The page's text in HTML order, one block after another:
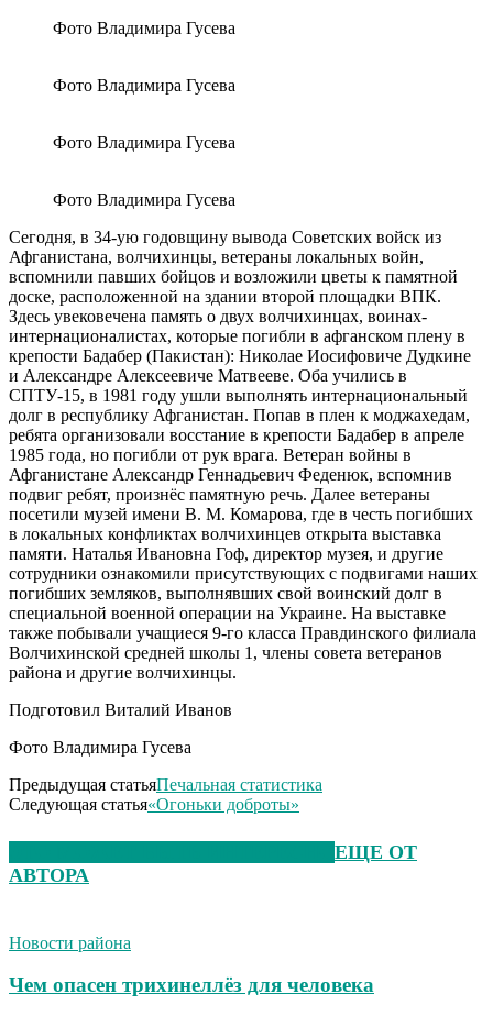
Фото Владимира Гусева
Фото Владимира Гусева
Фото Владимира Гусева
Фото Владимира Гусева
Сегодня, в 34-ую годовщину вывода Советских войск из
Афганистана, волчихинцы, ветераны локальных войн,
вспомнили павших бойцов и возложили цветы к памятной
доске, расположенной на здании второй площадки ВПК.
Здесь увековечена память о двух волчихинцах, воинах-
интернационалистах, которые погибли в афганском плену в
крепости Бадабер (Пакистан): Николае Иосифовиче Дудкине
и Александре Алексеевиче Матвееве. Оба учились в
СПТУ-15, в 1981 году ушли выполнять интернациональный
долг в республику Афганистан. Попав в плен к моджахедам,
ребята организовали восстание в крепости Бадабер в апреле
1985 года, но погибли от рук врага. Ветеран войны в
Афганистане Александр Геннадьевич Феденюк, вспомнив
подвиг ребят, произнёс памятную речь. Далее ветераны
посетили музей имени В. М. Комарова, где в честь погибших
в локальных конфликтах волчихинцев открыта выставка
памяти. Наталья Ивановна Гоф, директор музея, и другие
сотрудники ознакомили присутствующих с подвигами наших
погибших земляков, выполнявших свой воинский долг в
специальной военной операции на Украине. На выставке
также побывали учащиеся 9-го класса Правдинского филиала
Волчихинской средней школы 1, члены совета ветеранов
района и другие волчихинцы.
Подготовил Виталий Иванов
Фото Владимира Гусева
Предыдущая статьяПечальная статистика
Следующая статья«Огоньки доброты»
ЕЩЕ ОТ
АВТОРА
Новости района
Чем опасен трихинеллёз для человека